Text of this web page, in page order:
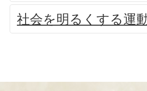
社会を明るくする運